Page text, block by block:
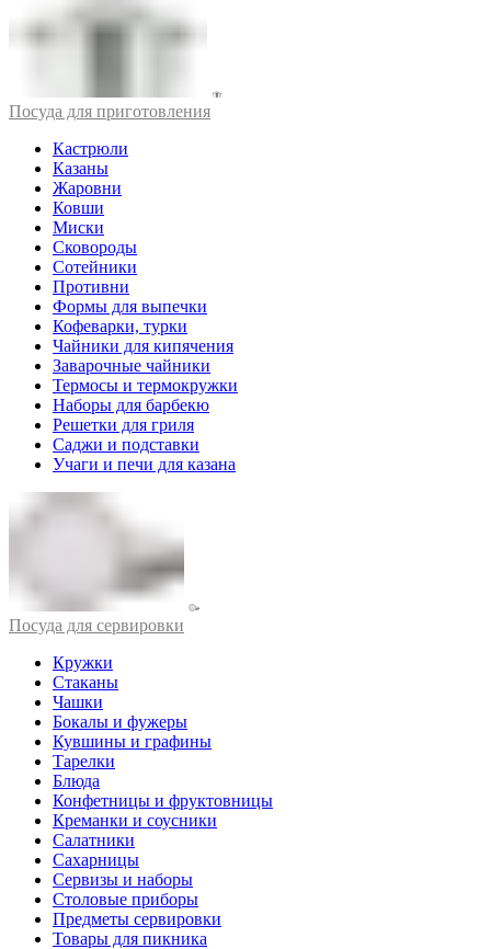
Посуда для приготовления
Кастрюли
Казаны
Жаровни
Ковши
Миски
Сковороды
Сотейники
Противни
Формы для выпечки
Кофеварки, турки
Чайники для кипячения
Заварочные чайники
Термосы и термокружки
Наборы для барбекю
Решетки для гриля
Саджи и подставки
Учаги и печи для казана
Посуда для сервировки
Кружки
Стаканы
Чашки
Бокалы и фужеры
Кувшины и графины
Тарелки
Блюда
Конфетницы и фруктовницы
Креманки и соусники
Салатники
Сахарницы
Сервизы и наборы
Столовые приборы
Предметы сервировки
Товары для пикника